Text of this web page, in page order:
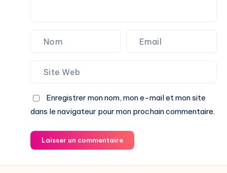
Enregistrer mon nom, mon e-mail et mon site
dans le navigateur pour mon prochain commentaire.
Laisser un commentaire